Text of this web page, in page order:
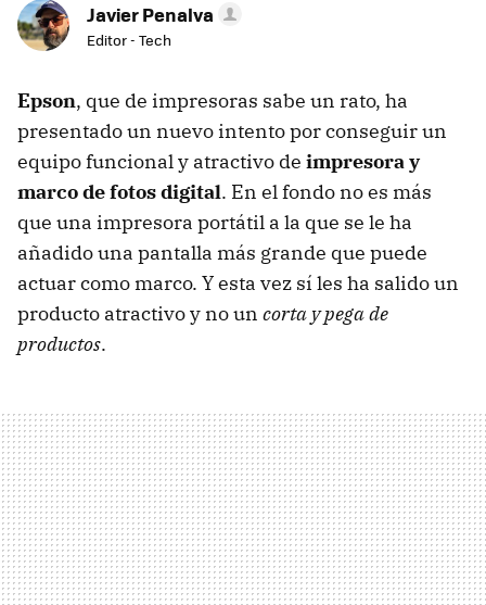
Javier Penalva
Editor - Tech
Epson, que de impresoras sabe un rato, ha
presentado un nuevo intento por conseguir un
equipo funcional y atractivo de impresora y
marco de fotos digital. En el fondo no es más
que una impresora portátil a la que se le ha
añadido una pantalla más grande que puede
actuar como marco. Y esta vez sí les ha salido un
producto atractivo y no un corta y pega de
productos.